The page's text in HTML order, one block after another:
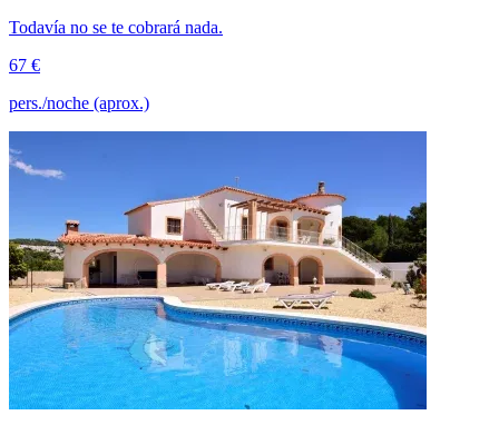
Todavía no se te cobrará nada.
67 €
pers./noche (aprox.)